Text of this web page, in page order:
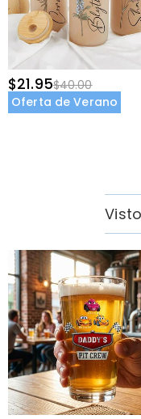
$21.95$40.00
Oferta de Verano